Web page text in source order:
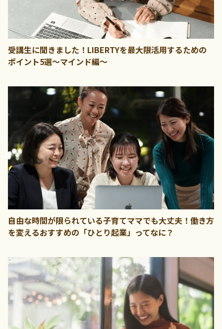
受講生に聞きました！LIBERTYを最大限活用するための
ポイント5選～マインド編～
自由な時間が限られている子育てママでも大丈夫！働き方
を変えるおすすめの「ひとり起業」ってなに？